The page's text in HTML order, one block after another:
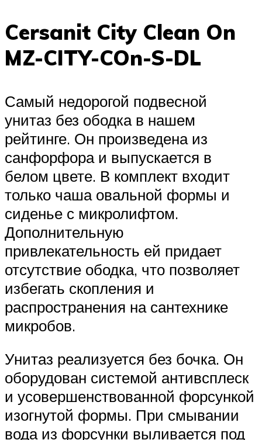
Cersanit City Clean On
MZ-CITY-COn-S-DL
Самый недорогой подвесной
унитаз без ободка в нашем
рейтинге. Он произведена из
санфорфора и выпускается в
белом цвете. В комплект входит
только чаша овальной формы и
сиденье с микролифтом.
Дополнительную
привлекательность ей придает
отсутствие ободка, что позволяет
избегать скопления и
распространения на сантехнике
микробов.
Унитаз реализуется без бочка. Он
оборудован системой антивсплеск
и усовершенствованной форсункой
изогнутой формы. При смывании
вода из форсунки выливается под